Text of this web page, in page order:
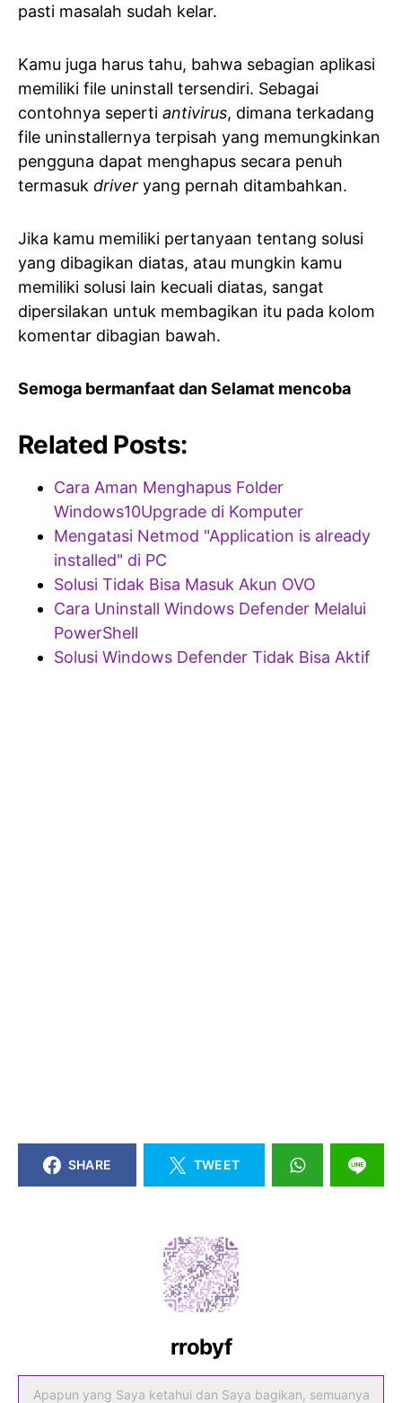
pasti masalah sudah kelar.
Kamu juga harus tahu, bahwa sebagian aplikasi
memiliki file uninstall tersendiri. Sebagai
contohnya seperti antivirus, dimana terkadang
file uninstallernya terpisah yang memungkinkan
pengguna dapat menghapus secara penuh
termasuk driver yang pernah ditambahkan.
Jika kamu memiliki pertanyaan tentang solusi
yang dibagikan diatas, atau mungkin kamu
memiliki solusi lain kecuali diatas, sangat
dipersilakan untuk membagikan itu pada kolom
komentar dibagian bawah.
Semoga bermanfaat dan Selamat mencoba
Related Posts:
Cara Aman Menghapus Folder
Windows10Upgrade di Komputer
Mengatasi Netmod "Application is already
installed" di PC
Solusi Tidak Bisa Masuk Akun OVO
Cara Uninstall Windows Defender Melalui
PowerShell
Solusi Windows Defender Tidak Bisa Aktif
SHARE TWEET
rrobyf
Apapun yang Saya ketahui dan Saya bagikan, semuanya